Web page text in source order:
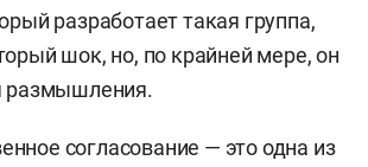
разработает такая группа,
шок, но, по крайней мере, он
размышления.
согласование — это одна из